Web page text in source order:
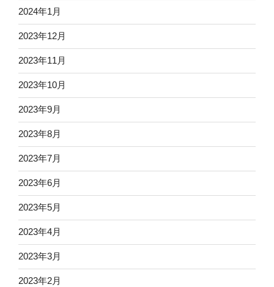
2024年1月
2023年12月
2023年11月
2023年10月
2023年9月
2023年8月
2023年7月
2023年6月
2023年5月
2023年4月
2023年3月
2023年2月